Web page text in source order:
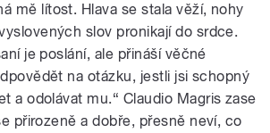
mě lítost. Hlava se stala věží, nohy
slov pronikají do srdce.
je poslání, ale přináší věčné
na otázku, jestli jsi schopný
a odolávat mu.“ Claudio Magris zase
přirozeně a dobře, přesně neví, co